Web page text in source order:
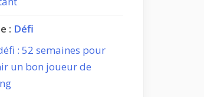
: Défi
: 52 semaines pour
un bon joueur de